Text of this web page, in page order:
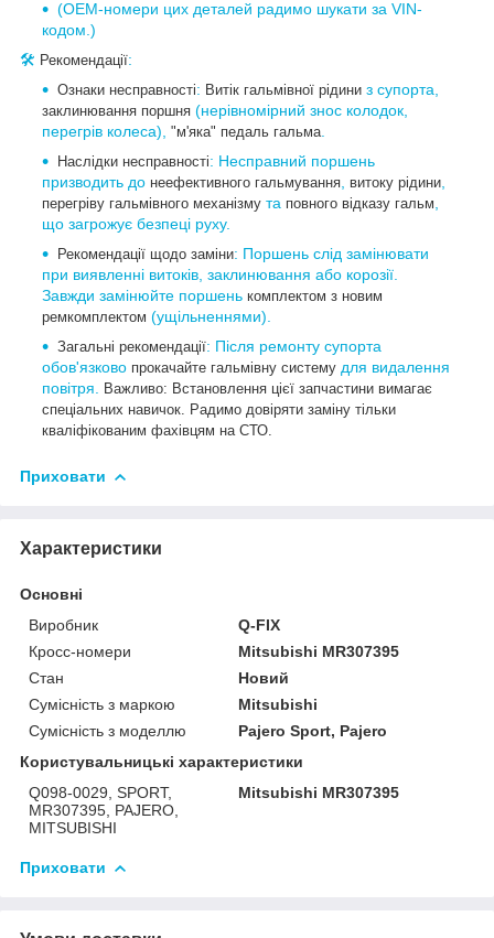
(OEM-номери цих деталей радимо шукати за VIN-
кодом.)
🛠 Рекомендації:
Ознаки несправності: Витік гальмівної рідини з супорта,
заклинювання поршня (нерівномірний знос колодок,
перегрів колеса), "м'яка" педаль гальма
Наслідки несправності: Несправний поршень
призводить до неефективного гальмування витоку рідини
перегріву гальмівного механізму та повного відказу гальм
що загрожує безпеці руху.
Рекомендації щодо заміни: Поршень слід замінювати
при виявленні витоків, заклинювання або корозії.
Завжди замінюйте поршень комплектом з новим
ремкомплектом (ущільненнями).
Загальні рекомендації: Після ремонту супорта
обов'язково прокачайте гальмівну систему для видалення
повітря.
Важливо: Встановлення цієї запчастини вимагає
спеціальних навичок. Радимо довіряти заміну тільки
кваліфікованим фахівцям на СТО.
Приховати
Характеристики
Основні
Виробник
Q-FIX
Кросс-номери
Mitsubishi MR307395
Стан
Новий
Сумісність з маркою
Mitsubishi
Сумісність з моделлю
Pajero Sport, Pajero
Користувальницькі характеристики
Q098-0029, SPORT,
MR307395, PAJERO,
MITSUBISHI
Mitsubishi MR307395
Приховати